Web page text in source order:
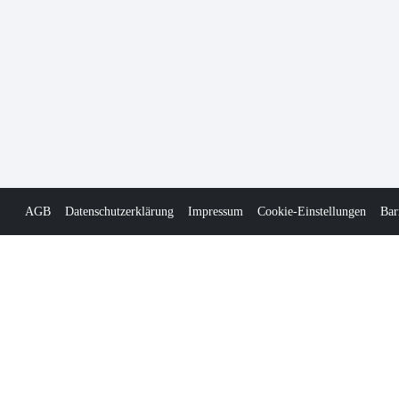
AGB Datenschutzerklärung Impressum Cookie-Einstellungen